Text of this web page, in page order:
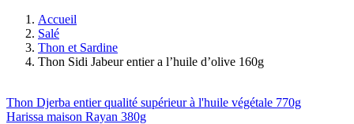
Accueil
Salé
Thon et Sardine
Thon Sidi Jabeur entier a l’huile d’olive 160g
Thon Djerba entier qualité supérieur à l'huile végétale 770g
Harissa maison Rayan 380g